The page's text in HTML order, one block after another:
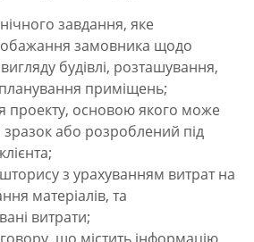
завдання, яке
замовника щодо
будівлі, розташування,
приміщень;
проекту, основою якого може
або розроблений під
з урахуванням витрат на
матеріалів, та
витрати;